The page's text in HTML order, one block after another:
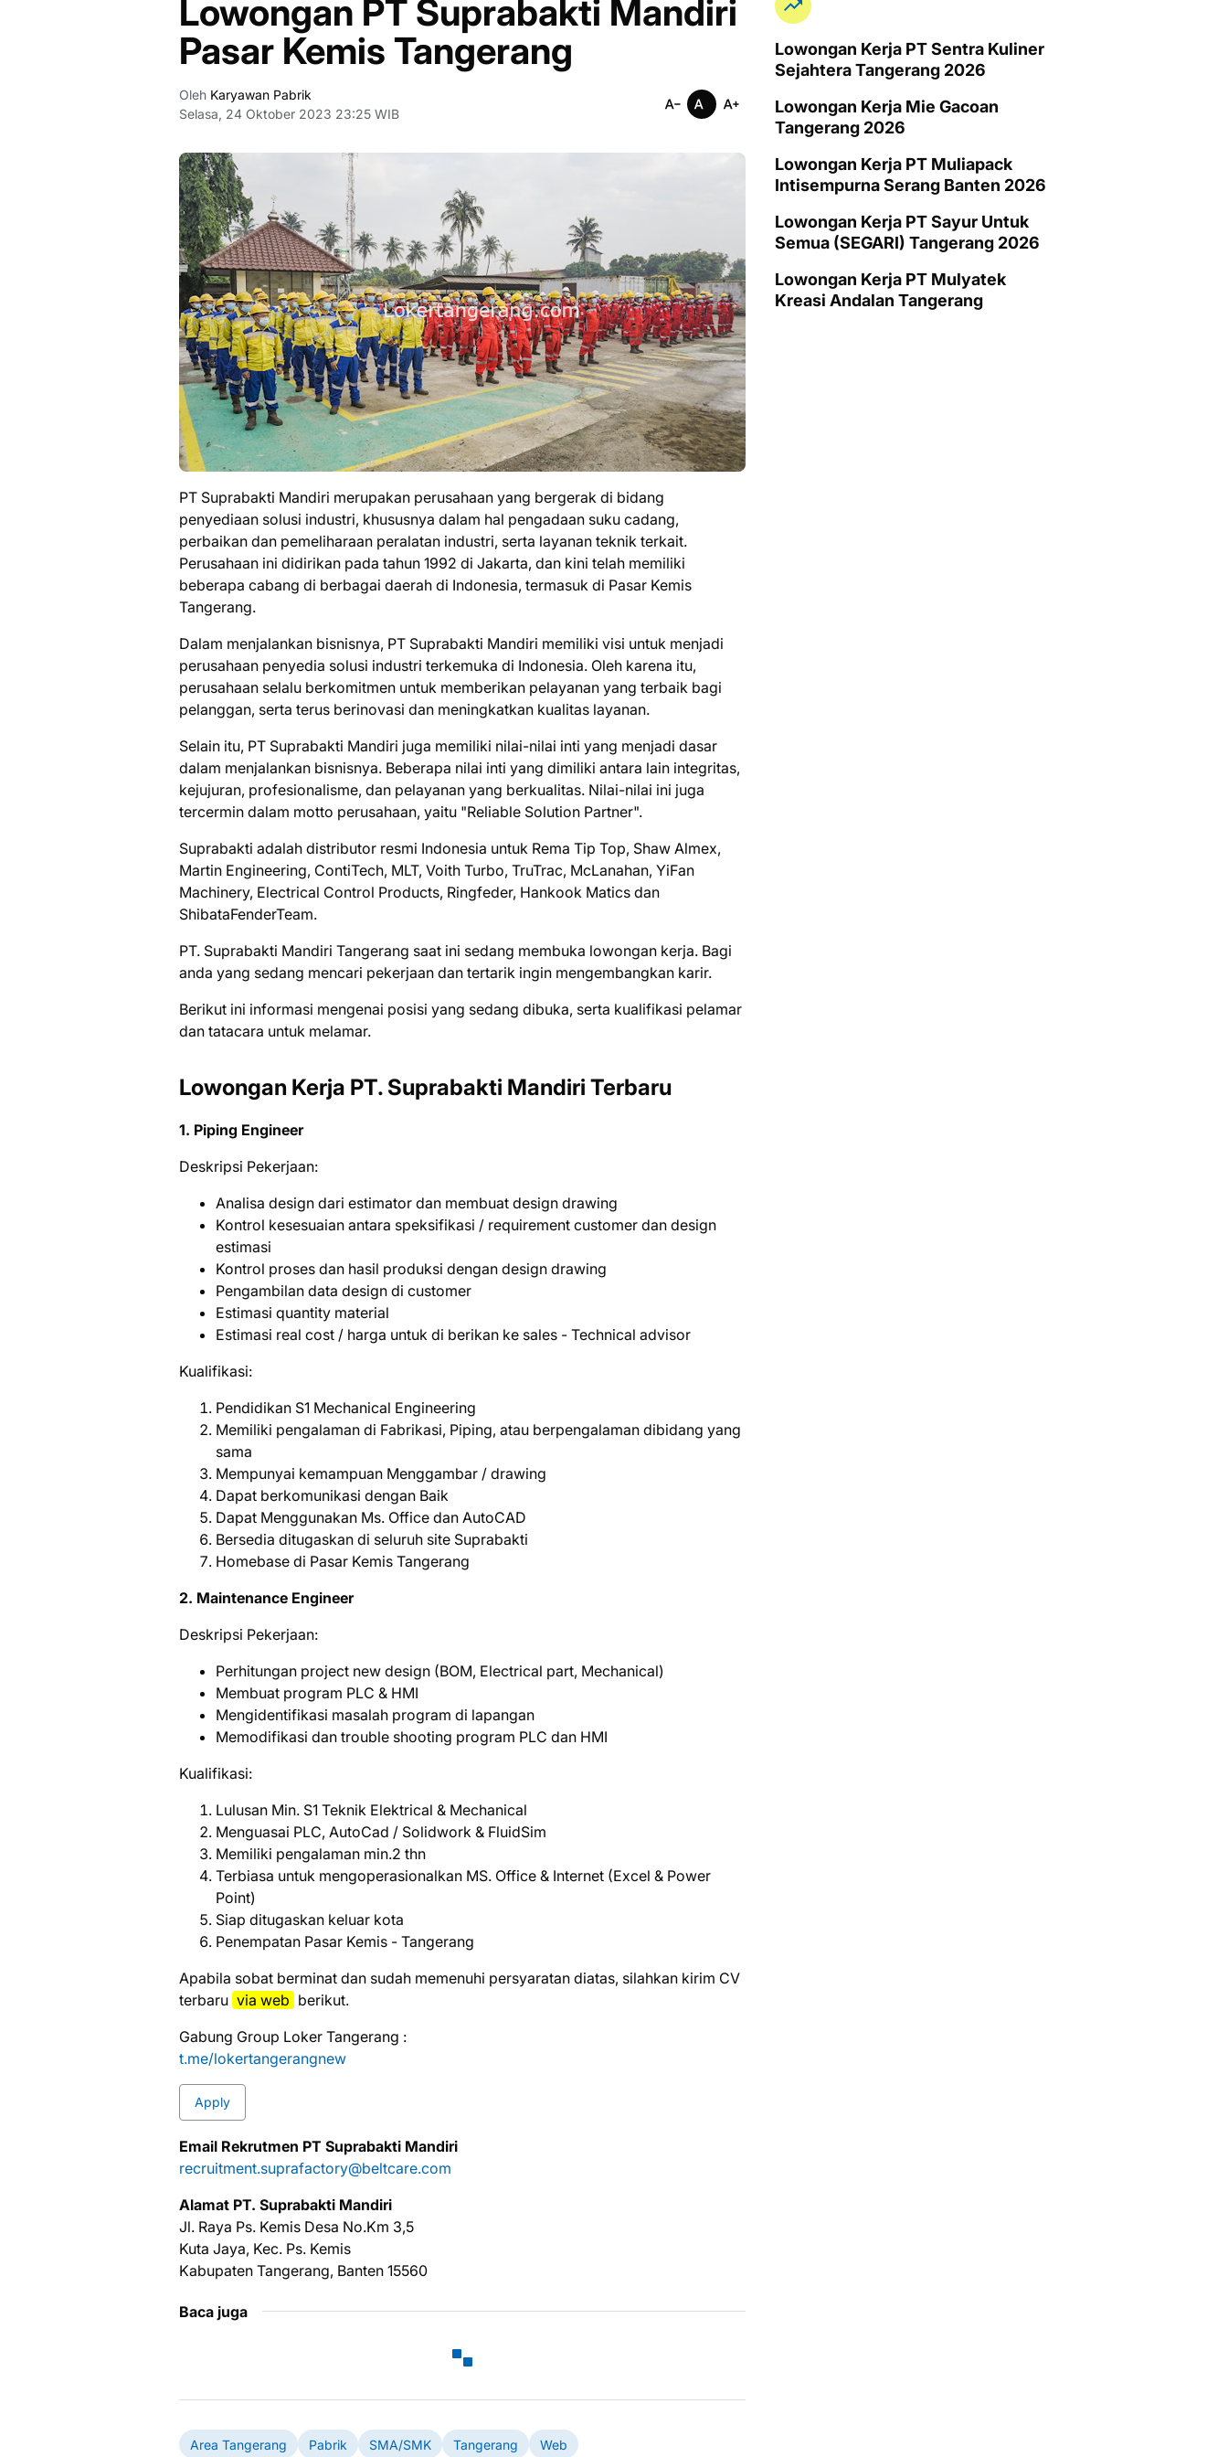
Lowongan PT Suprabakti Mandiri
Pasar Kemis Tangerang
Oleh Karyawan Pabrik
Selasa, 24 Oktober 2023 23:25 WIB
PT Suprabakti Mandiri merupakan perusahaan yang bergerak di bidang
penyediaan solusi industri, khususnya dalam hal pengadaan suku cadang,
perbaikan dan pemeliharaan peralatan industri, serta layanan teknik terkait.
Perusahaan ini didirikan pada tahun 1992 di Jakarta, dan kini telah memiliki
beberapa cabang di berbagai daerah di Indonesia, termasuk di Pasar Kemis
Tangerang.
Dalam menjalankan bisnisnya, PT Suprabakti Mandiri memiliki visi untuk menjadi
perusahaan penyedia solusi industri terkemuka di Indonesia. Oleh karena itu,
perusahaan selalu berkomitmen untuk memberikan pelayanan yang terbaik bagi
pelanggan, serta terus berinovasi dan meningkatkan kualitas layanan.
Selain itu, PT Suprabakti Mandiri juga memiliki nilai-nilai inti yang menjadi dasar
dalam menjalankan bisnisnya. Beberapa nilai inti yang dimiliki antara lain integritas,
kejujuran, profesionalisme, dan pelayanan yang berkualitas. Nilai-nilai ini juga
tercermin dalam motto perusahaan, yaitu "Reliable Solution Partner".
Suprabakti adalah distributor resmi Indonesia untuk Rema Tip Top, Shaw Almex,
Martin Engineering, ContiTech, MLT, Voith Turbo, TruTrac, McLanahan, YiFan
Machinery, Electrical Control Products, Ringfeder, Hankook Matics dan
ShibataFenderTeam.
PT. Suprabakti Mandiri Tangerang saat ini ѕеdаng mеmbukа lоwоngаn kеrjа. Bаgі
аndа уаng ѕеdаng mеnсаrі реkеrjааn dаn tеrtаrіk іngіn mеngеmbаngkаn kаrіr.
Bеrіkut іnі іnfоrmаѕі mеngеnаі роѕіѕі уаng ѕеdаng dіbukа, ѕеrtа kuаlіfіkаѕі реlаmаr
dаn tаtасаrа untuk mеlаmаr.
Lowongan Kerja PT. Suprabakti Mandiri Terbaru
1. Piping Engineer
Deskripsi Pekerjaan:
Analisa design dari estimator dan membuat design drawing
Kontrol kesesuaian antara speksifikasi / requirement customer dan design
estimasi
Kontrol proses dan hasil produksi dengan design drawing
Pengambilan data design di customer
Estimasi quantity material
Estimasi real cost / harga untuk di berikan ke sales - Technical advisor
Kualifikasi:
Pendidikan S1 Mechanical Engineering
Memiliki pengalaman di Fabrikasi, Piping, atau berpengalaman dibidang yang
sama
Mempunyai kemampuan Menggambar / drawing
Dapat berkomunikasi dengan Baik
Dapat Menggunakan Ms. Office dan AutoCAD
Bersedia ditugaskan di seluruh site Suprabakti
Homebase di Pasar Kemis Tangerang
2. Maintenance Engineer
Deskripsi Pekerjaan:
Perhitungan project new design (BOM, Electrical part, Mechanical)
Membuat program PLC & HMI
Mengidentifikasi masalah program di lapangan
Memodifikasi dan trouble shooting program PLC dan HMI
Kualifikasi:
Lulusan Min. S1 Teknik Elektrical & Mechanical
Menguasai PLC, AutoCad / Solidwork & FluidSim
Memiliki pengalaman min.2 thn
Terbiasa untuk mengoperasionalkan MS. Office & Internet (Excel & Power
Point)
Siap ditugaskan keluar kota
Penempatan Pasar Kemis - Tangerang
Aраbіlа ѕоbаt bеrmіnаt dаn ѕudаh mеmеnuhі реrѕуаrаtаn dіаtаѕ, ѕіlаhkаn kіrіm CV
tеrbаru vіа wеb bеrіkut.
Gabung Group Loker Tangerang :
t.me/lokertangerangnew
Apply
Email Rekrutmen PT Suprabakti Mandiri
recruitment.suprafactory@beltcare.com
Alamat PT. Suprabakti Mandiri
Jl. Raya Ps. Kemis Desa No.Km 3,5
Kuta Jaya, Kec. Ps. Kemis
Kabupaten Tangerang, Banten 15560
Baca juga
Area Tangerang Pabrik SMA/SMK Tangerang Web
Lowongan Kerja PT Sentra Kuliner
Sejahtera Tangerang 2026
Lowongan Kerja Mie Gacoan
Tangerang 2026
Lowongan Kerja PT Muliapack
Intisempurna Serang Banten 2026
Lowongan Kerja PT Sayur Untuk
Semua (SEGARI) Tangerang 2026
Lowongan Kerja PT Mulyatek
Kreasi Andalan Tangerang